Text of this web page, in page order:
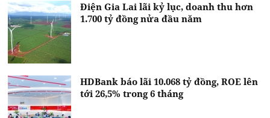
Điện Gia Lai lãi kỷ lục, doanh thu hơn
1.700 tỷ đồng nửa đầu năm
HDBank báo lãi 10.068 tỷ đồng, ROE lên
tới 26,5% trong 6 tháng